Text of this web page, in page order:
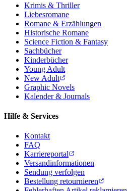
Krimis & Thriller
Liebesromane
Romane & Erzählungen
Historische Romane
Science Fiction & Fantasy
Sachbücher
Kinderbücher
Young Adult
New Adult
Graphic Novels
Kalender & Journals
Hilfe & Services
Kontakt
FAQ
Karriereportal
Versandinformationen
Sendung verfolgen
Bestellung retournieren